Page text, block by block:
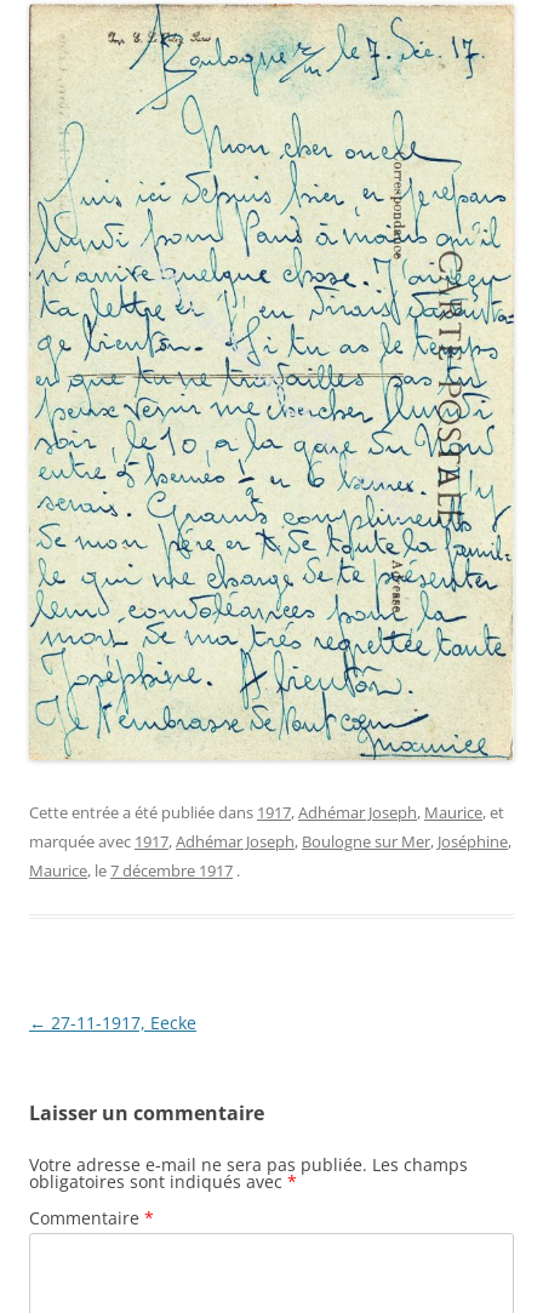
Cette entrée a été publiée dans 1917,Adhémar Joseph, Maurice, et
marquée avec 1917,Adhémar Joseph, Boulogne sur Mer, Joséphine,
Maurice, le7 décembre 1917 .
Navigation
← 27-11-1917, Eecke
Laisser un commentaire
Votre adresse e-mail ne sera pas publiée. Les champs
obligatoires sont indiqués avec *
Commentaire *